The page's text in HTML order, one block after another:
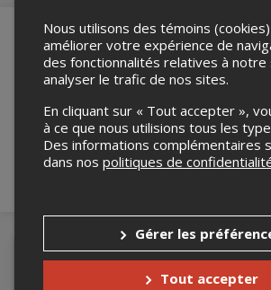
Merci de confirmer que vous
Détails de l'événement
Nous utilisons des témoins
améliorer votre expérience de
des fonctionnalités relatives à
analyser le trafic de nos sites.
En cliquant sur « Tout accepter »,
à ce que nous utilisions tous les
Des informations complémentaires
dans nos politiques de
Gérer les
Tout accepter